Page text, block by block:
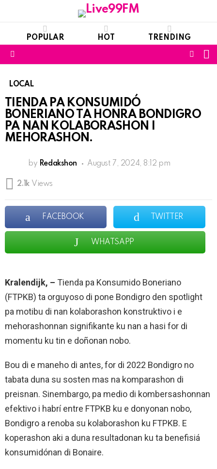
POPULAR HOT TRENDING
LOCAL
TIENDA PA KONSUMIDÓ
BONERIANO TA HONRA BONDIGRO
PA NAN KOLABORASHON I
MEHORASHON.
by Redakshon August 7, 2024, 8:12 pm
2.1k Views
FACEBOOK TWITTER
WHATSAPP
Kralendijk, – Tienda pa Konsumido Boneriano
(FTPKB) ta orguyoso di pone Bondigro den spotlight
pa motibu di nan kolaborashon konstruktivo i e
mehorashonnan signifikante ku nan a hasi for di
momentu ku tin e doñonan nobo.
Bou di e maneho di antes, for di 2022 Bondigro no
tabata duna su sosten mas na komparashon di
preisnan. Sinembargo, pa medio di kombersashonnan
efektivo i habrí entre FTPKB ku e donyonan nobo,
Bondigro a renoba su kolaborashon ku FTPKB. E
koperashon aki a duna resultadonan ku ta benefisiá
konsumidónan di Bonaire.